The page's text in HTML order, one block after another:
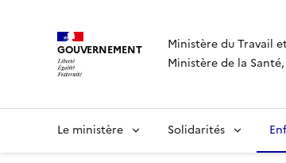
GOUVERNEMENT
Ministère du Travail
Ministère de la
Le ministère Solidarités